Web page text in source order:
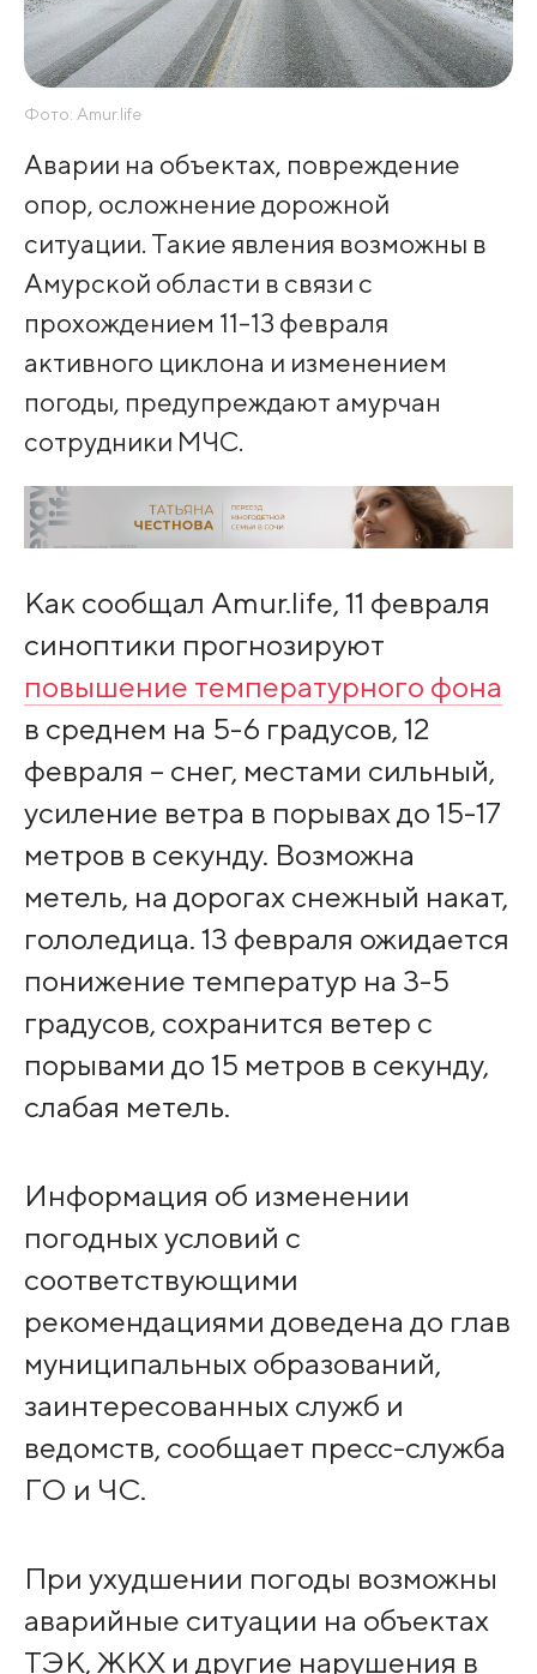
Фото: Amur.life
Аварии на объектах, повреждение
опор, осложнение дорожной
ситуации. Такие явления возможны в
Амурской области в связи с
прохождением 11-13 февраля
активного циклона и изменением
погоды, предупреждают амурчан
сотрудники МЧС.
Как сообщал Amur.life, 11 февраля
синоптики прогнозируют
повышение температурного фона
в среднем на 5-6 градусов, 12
февраля – снег, местами сильный,
усиление ветра в порывах до 15-17
метров в секунду. Возможна
метель, на дорогах снежный накат,
гололедица. 13 февраля ожидается
понижение температур на 3-5
градусов, сохранится ветер с
порывами до 15 метров в секунду,
слабая метель.
Информация об изменении
погодных условий с
соответствующими
рекомендациями доведена до глав
муниципальных образований,
заинтересованных служб и
ведомств, сообщает пресс-служба
ГО и ЧС.
При ухудшении погоды возможны
аварийные ситуации на объектах
ТЭК, ЖКХ и другие нарушения в